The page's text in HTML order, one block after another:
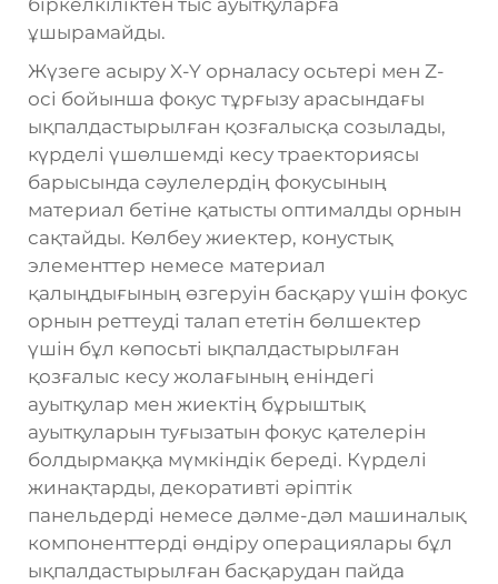
біркелкіліктен тыс ауытқуларға
ұшырамайды.
Жүзеге асыру X-Y орналасу осьтері мен Z-
осі бойынша фокус тұрғызу арасындағы
ықпалдастырылған қозғалысқа созылады,
күрделі үшөлшемді кесу траекториясы
барысында сәулелердің фокусының
материал бетіне қатысты оптималды орнын
сақтайды. Көлбеу жиектер, конустық
элементтер немесе материал
қалыңдығының өзгеруін басқару үшін фокус
орнын реттеуді талап ететін бөлшектер
үшін бұл көпосьті ықпалдастырылған
қозғалыс кесу жолағының еніндегі
ауытқулар мен жиектің бұрыштық
ауытқуларын туғызатын фокус қателерін
болдырмаққа мүмкіндік береді. Күрделі
жинақтарды, декоративті әріптік
панельдерді немесе дәлме-дәл машиналық
компоненттерді өндіру операциялары бұл
ықпалдастырылған басқарудан пайда